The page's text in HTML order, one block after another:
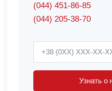
(044) 451-86-85
(044) 205-38-70
Узнать о